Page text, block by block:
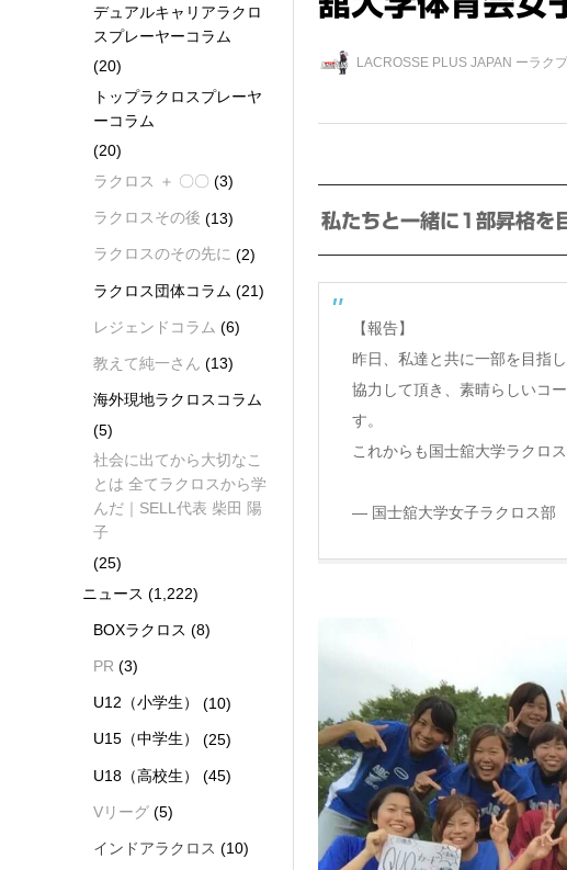
LACROSSE PLUS JAPAN ーラク
私たちと一緒に1部昇格を
【報告】
昨日、私達と共に一部を目指
協力して頂き、素晴らしいコ
す。
これからも国士舘大学ラクロ
— 国士舘大学女子ラクロス部
デュアルキャリアラクロ
スプレーヤーコラム
(20)
トップラクロスプレーヤ
ーコラム
(20)
ラクロス ＋ 〇〇 (3)
ラクロスその後 (13)
ラクロスのその先に (2)
ラクロス団体コラム (21)
レジェンドコラム (6)
教えて純一さん (13)
海外現地ラクロスコラム
(5)
社会に出てから大切なこ
とは 全てラクロスから学
んだ｜SELL代表 柴田 陽
子
(25)
ニュース (1,222)
BOXラクロス (8)
PR (3)
U12（小学生） (10)
U15（中学生） (25)
U18（高校生） (45)
Vリーグ (5)
インドアラクロス (10)